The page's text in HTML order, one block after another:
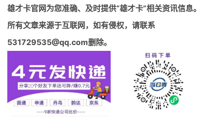
雄才卡官网为您准确、及时提供“雄才卡”相关资讯信息。
所有文章来源于互联网，如有侵权，请联系
531729535@qq.com删除。